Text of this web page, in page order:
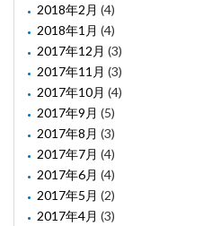
2018年2月 (4)
2018年1月 (4)
2017年12月 (3)
2017年11月 (3)
2017年10月 (4)
2017年9月 (5)
2017年8月 (3)
2017年7月 (4)
2017年6月 (4)
2017年5月 (2)
2017年4月 (3)